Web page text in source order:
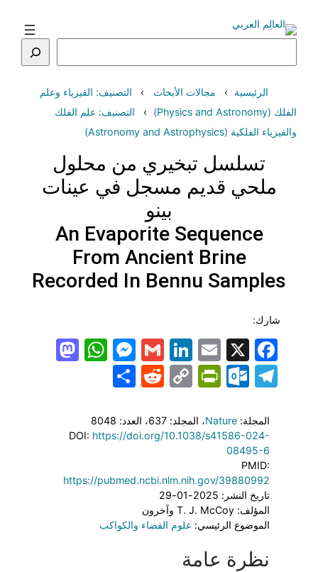
المحتوى
الرئيسية مجالات الأبحاث
التصنيف: الفيزياء وعلم
الفلك (Physics and Astronomy)
التصنيف: علم الفلك
والفيزياء الفلكية (Astronomy and Astrophysics)
تسلسل تبخيري من محلول
ملحي قديم مسجل في عينات
بينو
An Evaporite Sequence
From Ancient Brine
Recorded In Bennu Samples
شارك:
Facebook
X
Email
LinkedIn
Gmail
Telegram
Outlook.com
PrintFriendly
Copy
Reddit
Share
المجلة: Nature، المجلد: 637
، العدد: 8048
DOI: https://doi.org/10.1038/s41586-024-
08495-6
PMID:
https://pubmed.ncbi.nlm.nih.gov/39880992
تاريخ النشر: 2025-01-29
المؤلف: T. J. McCoy وآخرون
الموضوع الرئيسي: علوم الفضاء والكواكب
نظرة عامة